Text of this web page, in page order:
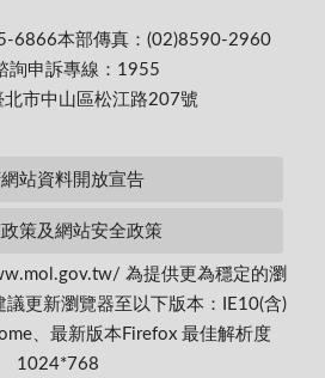
6866本部傳真：(02)8590-2960
詢申訴專線：1955
市中山區松江路207號
站資料開放宣告
策及網站安全政策
為提供更為穩定的瀏
議更新瀏覽器至以下版本：IE10(含)
、最新版本Firefox 最佳解析度
1024*768